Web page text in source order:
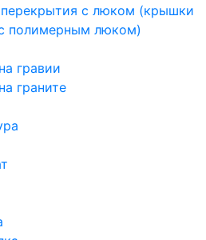
с люком (крышки
полимерным люком)
гравии
граните